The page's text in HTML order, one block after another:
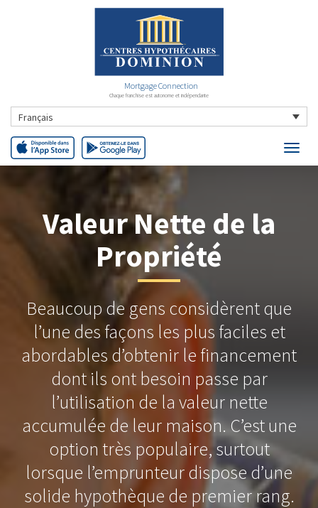
Mortgage Connection
Chaque franchise est autonome et indépendante
Français
Valeur Nette de la
Propriété
Beaucoup de gens considèrent que
l’une des façons les plus faciles et
abordables d’obtenir le financement
dont ils ont besoin passe par
l’utilisation de la valeur nette
accumulée de leur maison. C’est une
option très populaire, surtout
lorsque l’emprunteur dispose d’une
solide hypothèque de premier rang.